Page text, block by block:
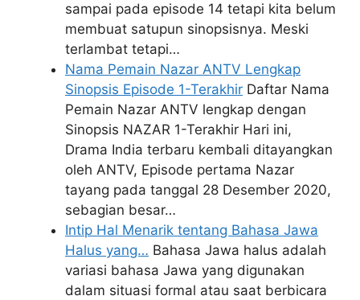
sampai pada episode 14 tetapi kita belum
membuat satupun sinopsisnya. Meski
terlambat tetapi…
Nama Pemain Nazar ANTV Lengkap
Sinopsis Episode 1-Terakhir Daftar Nama
Pemain Nazar ANTV lengkap dengan
Sinopsis NAZAR 1-Terakhir Hari ini,
Drama India terbaru kembali ditayangkan
oleh ANTV, Episode pertama Nazar
tayang pada tanggal 28 Desember 2020,
sebagian besar…
Intip Hal Menarik tentang Bahasa Jawa
Halus yang… Bahasa Jawa halus adalah
variasi bahasa Jawa yang digunakan
dalam situasi formal atau saat berbicara